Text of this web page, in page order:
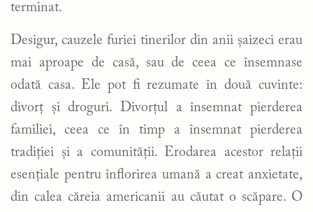
terminat.
Desigur, cauzele furiei tinerilor din anii șaizeci erau
mai aproape de casă, sau de ceea ce însemnase
odată casa. Ele pot fi rezumate în două cuvinte:
divorț și droguri. Divorțul a însemnat pierderea
familiei, ceea ce în timp a însemnat pierderea
tradiției și a comunității. Erodarea acestor relații
esențiale pentru înflorirea umană a creat anxietate,
din calea căreia americanii au căutat o scăpare. O